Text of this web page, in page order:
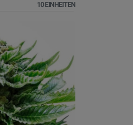
10 EINHEITEN